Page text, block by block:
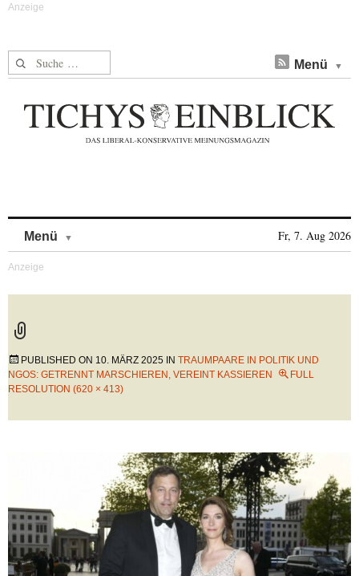
Suche nach: Menü
Menü Fr, 7. Aug 2026
PUBLISHED ON 10. MÄRZ 2025 IN TRAUMPAARE IN POLITIK UND
NGOS: GETRENNT MARSCHIEREN, VEREINT KASSIEREN
FULL
RESOLUTION (620 × 413)